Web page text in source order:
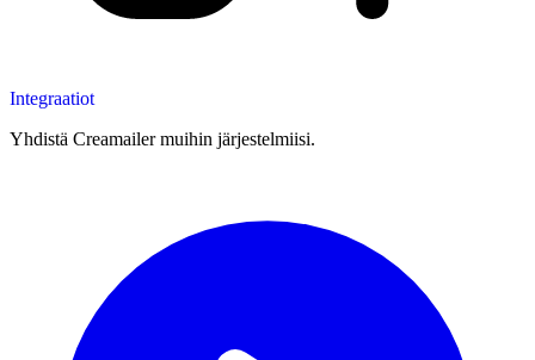
Integraatiot
Yhdistä Creamailer muihin järjestelmiisi.